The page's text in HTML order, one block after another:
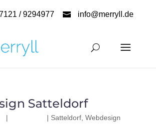
/ 9294977 info@merryll.de
Satteldorf
| | Satteldorf, Webdesign